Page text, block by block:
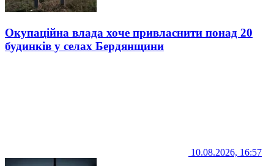
Окупаційна влада хоче привласнити понад 20
будинків у селах Бердянщини
10.08.2026, 16:57